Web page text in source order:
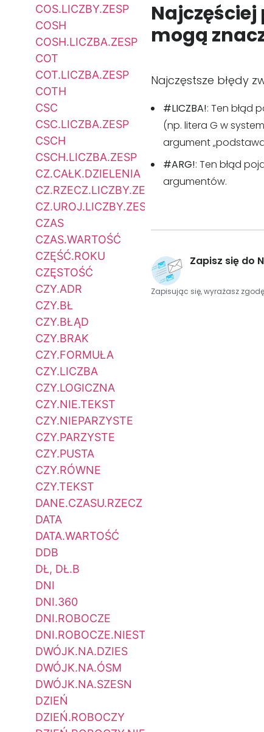
Najczęściej
mogą
Najczęstsze błędy
#LICZBA!: Ten błąd
(np. litera G w
argument
#ARG!: Ten błąd
argumentów.
Zapisz się do
Zapisując się, wyrażasz
COS.LICZBY.ZESP
COSH
COSH.LICZBA.ZESP
COT
COT.LICZBA.ZESP
COTH
CSC
CSC.LICZBA.ZESP
CSCH
CSCH.LICZBA.ZESP
CZ.CAŁK.DZIELENIA
CZ.RZECZ.LICZBY.ZESP
CZ.UROJ.LICZBY.ZESP
CZAS
CZAS.WARTOŚĆ
CZĘŚĆ.ROKU
CZĘSTOŚĆ
CZY.ADR
CZY.BŁ
CZY.BŁĄD
CZY.BRAK
CZY.FORMUŁA
CZY.LICZBA
CZY.LOGICZNA
CZY.NIE.TEKST
CZY.NIEPARZYSTE
CZY.PARZYSTE
CZY.PUSTA
CZY.RÓWNE
CZY.TEKST
DANE.CZASU.RZECZ
DATA
DATA.WARTOŚĆ
DDB
DŁ, DŁ.B
DNI
DNI.360
DNI.ROBOCZE
DNI.ROBOCZE.NIESTAND
DWÓJK.NA.DZIES
DWÓJK.NA.ÓSM
DWÓJK.NA.SZESN
DZIEŃ
DZIEŃ.ROBOCZY